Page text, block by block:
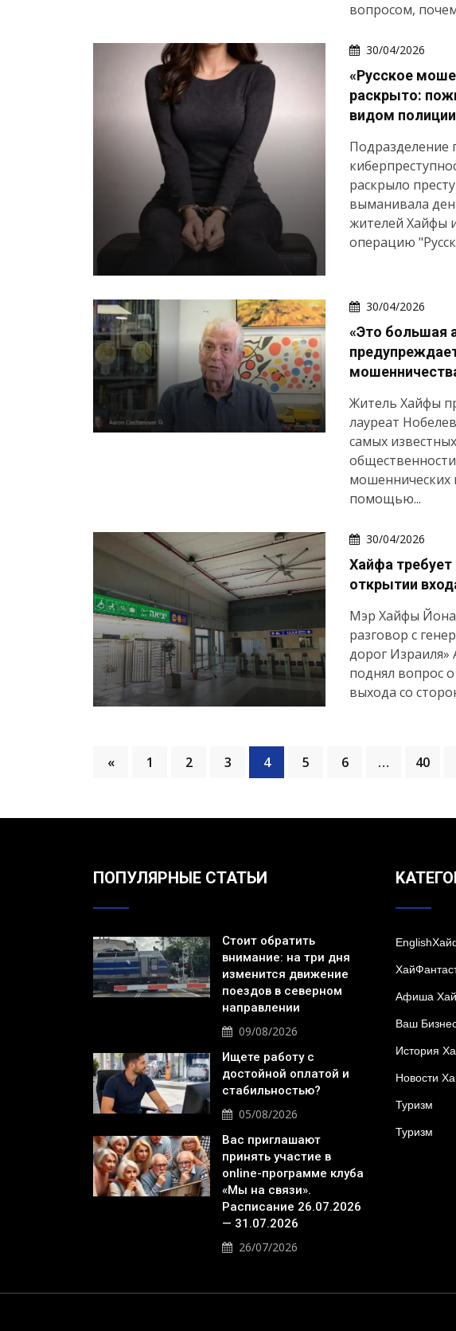
вопросом,
30/04/2026
«Русское
раскрыто:
видом
Подразделение
раскрыло
выманивала
жителей Хайфы
операцию
30/04/2026
«Это большая
Житель Хайфы
лауреат
самых
мошеннических
помощью...
30/04/2026
Хайфа требует
открытии
Мэр Хайфы
разговор с
дорог
поднял вопрос
выхода со
« 1 2 3 4 5 6 … 40
ПОПУЛЯРНЫЕ СТАТЬИ
Стоит обратить
внимание: на три дня
изменится движение
поездов в северном
направлении
09/08/2026
Ищете работу с
достойной оплатой и
стабильностью?
05/08/2026
Вас приглашают
принять участие в
online-программе клуба
«Мы на связи».
Расписание 26.07.2026
— 31.07.2026
26/07/2026
Афиша
Ваш
История
Новости
Туризм
Туризм